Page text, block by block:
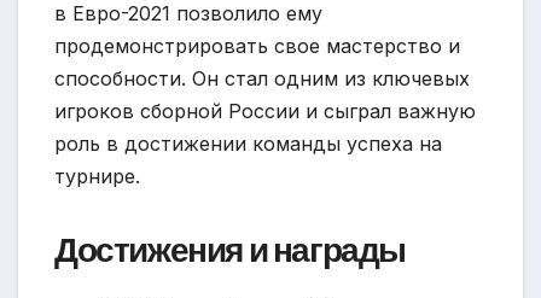
в Евро-2021 позволило ему
продемонстрировать свое мастерство и
способности. Он стал одним из ключевых
игроков сборной России и сыграл важную
роль в достижении команды успеха на
турнире.
Достижения и награды